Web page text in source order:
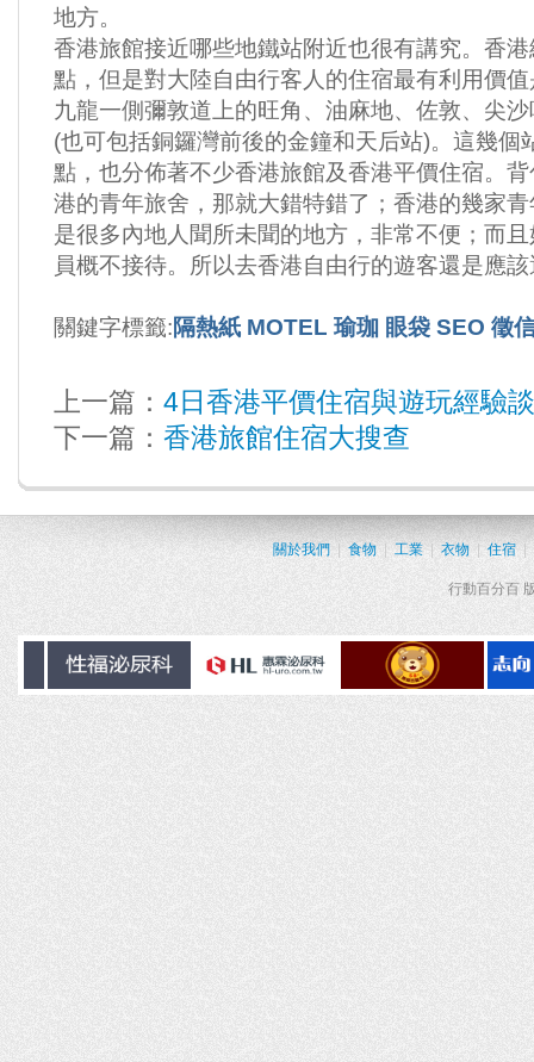
地方。
香港旅館接近哪些地鐵站附近也很有講究。香
點，但是對大陸自由行客人的住宿最有利用價
九龍一側彌敦道上的旺角、油麻地、佐敦、尖
(也可包括銅鑼灣前後的金鐘和天后站)。這幾個
點，也分佈著不少香港旅館及香港平價住宿。
港的青年旅舍，那就大錯特錯了；香港的幾家
是很多內地人聞所未聞的地方，非常不便；而
員概不接待。所以去香港自由行的遊客還是應
關鍵字標籤:隔熱紙 MOTEL 瑜珈 眼袋 SEO 徵
上一篇： 4日香港平價住宿與遊玩經驗談
下一篇： 香港旅館住宿大搜查
關於我們 食物 工業 | 衣物 住宿 |
行動百分百